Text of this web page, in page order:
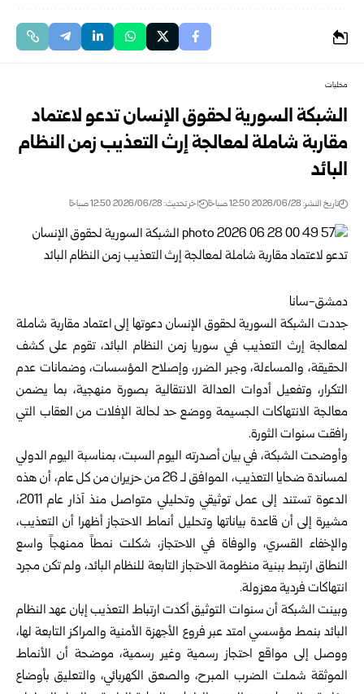
محليات
الشبكة السورية لحقوق الإنسان تدعو لاعتماد
مقاربة شاملة لمعالجة إرث ‏التعذيب زمن النظام
البائد
تاريخ النشر: 2026/06/28 12:50 صباحًا اخر تحديث: 2026/06/28 12:50 صباحًا
دمشق-سانا
جددت الشبكة السورية لحقوق الإنسان دعوتها إلى اعتماد مقاربة شاملة
‏لمعالجة إرث التعذيب في سوريا زمن النظام البائد، تقوم على كشف
الحقيقة، ‏والمساءلة، وجبر الضرر، وإصلاح المؤسسات، وضمانات عدم
التكرار، ‏وتفعيل أدوات العدالة الانتقالية بصورة منهجية، بما يضمن
معالجة ‏الانتهاكات الجسيمة ووضع حد لحالة الإفلات من العقاب التي
رافقت سنوات ‏الثورة.‏
وأوضحت الشبكة، في بيان أصدرته اليوم السبت، بمناسبة اليوم الدولي
‏لمساندة ضحايا التعذيب، الموافق لـ 26 من حزيران من كل عام، أن هذه
الدعوة ‏تستند إلى عمل توثيقي وتحليلي متواصل منذ آذار عام 2011،
مشيرة إلى أن ‏قاعدة بياناتها وتحليل أنماط الاحتجاز أظهرا أن التعذيب،
والإخفاء القسري، ‏والوفاة في الاحتجاز، شكلت نمطاً ممنهجاً واسع
النطاق ارتبط ببنية منظومة ‏الاحتجاز التابعة للنظام البائد، ولم تكن مجرد
انتهاكات فردية معزولة.‏
وبينت الشبكة أن سنوات التوثيق أكدت ارتباط التعذيب إبان عهد النظام
البائد ‏بنمط مؤسسي امتد عبر فروع الأجهزة الأمنية والمراكز التابعة لها،
ووصل ‏إلى مواقع احتجاز رسمية وغير رسمية، موضحة أن الأنماط
الموثقة شملت ‏الضرب المبرح، والصعق الكهربائي، والتعليق بأوضاع